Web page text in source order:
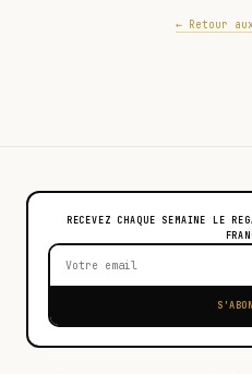
← Retour
RECEVEZ CHAQUE SEMAINE LE